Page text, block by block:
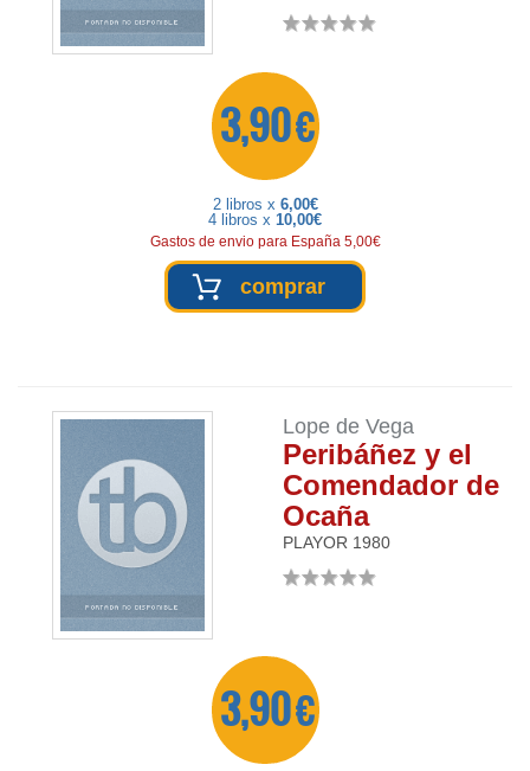
3,90 €
2 libros x 6,00€
4 libros x 10,00€
Gastos de envio para España 5,00€
comprar
Lope de Vega
Peribáñez y el
Comendador de
Ocaña
PLAYOR 1980
3,90 €